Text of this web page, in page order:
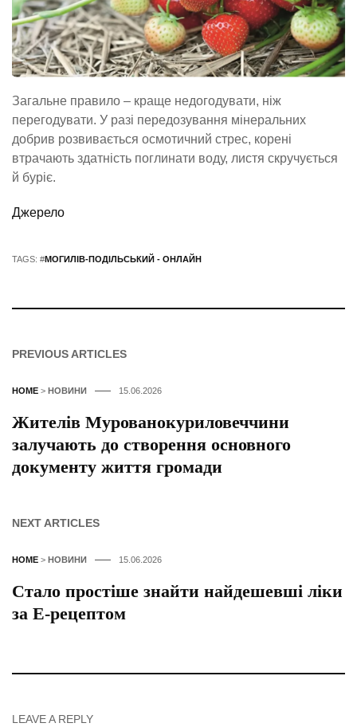
Загальне правило – краще недогодувати, ніж
перегодувати. У разі передозування мінеральних
добрив розвивається осмотичний стрес, корені
втрачають здатність поглинати воду, листя скручується
й буріє.
Джерело
TAGS: #МОГИЛІВ-ПОДІЛЬСЬКИЙ - ОНЛАЙН
PREVIOUS ARTICLES
HOME > НОВИНИ 15.06.2026
Жителів Мурованокуриловеччини
залучають до створення основного
документу життя громади
NEXT ARTICLES
HOME > НОВИНИ 15.06.2026
Стало простіше знайти найдешевші ліки
за Е-рецептом
LEAVE A REPLY